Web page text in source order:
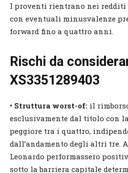
I proventi rientrano nei redditi
con eventuali minusvalenze
forward fino a quattro anni.
Rischi da
XS3351289403
• Struttura worst-of: il
esclusivamente dal titolo con
peggiore tra i quattro,
dall’andamento degli altri tre.
Leonardo performassero
sotto la barriera capitale